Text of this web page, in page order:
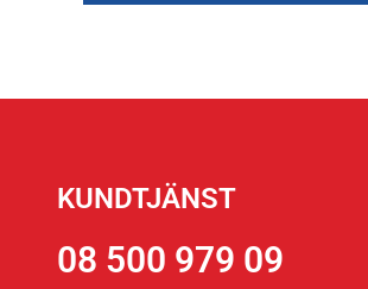
KUNDTJÄNST
08 500 979 09